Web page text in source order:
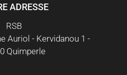
ADRESSE
RSB
Auriol - Kervidanou 1 -
Quimperle